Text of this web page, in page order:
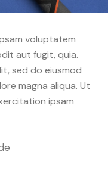
voluptatem
aut fugit, quia.
sed do eiusmod
magna aliqua. Ut
ipsam